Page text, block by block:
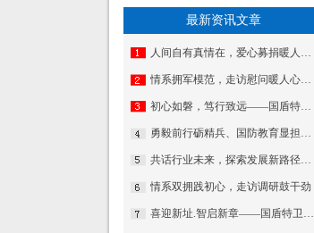
最新资讯文章
人间自有真情在，爱心募捐暖人心——国盾特卫工会为因病致困顿员工发起募捐
情系拥军模范，走访慰问暖人心——佛山市退役军人事务局走访慰问我司董事长夏学树
初心如磐，笃行致远——国盾特卫保安服务集团2026新年贺词
勇毅前行砺精兵、国防教育显担当——热烈祝贺我公司代表队在“南海前哨”广东省第一届国防技能竞赛中斩获佳绩
共话行业未来，探索发展新路径——集团董事长夏学树率队应邀出席亚洲专业保安协会香港分会周年大会
情系双拥践初心，走访调研鼓干劲
喜迎新址.智启新章——国盾特卫焕新出发乔迁庆典安保数智运营调度中心启用揭牌仪式